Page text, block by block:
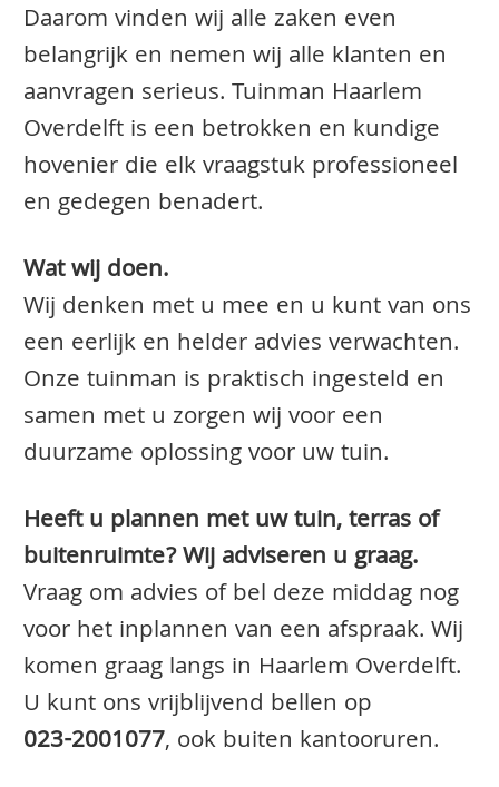
Daarom vinden wij alle zaken even
belangrijk en nemen wij alle klanten en
aanvragen serieus. Tuinman Haarlem
Overdelft is een betrokken en kundige
hovenier die elk vraagstuk professioneel
en gedegen benadert.
Wat wij doen.
Wij denken met u mee en u kunt van ons
een eerlijk en helder advies verwachten.
Onze tuinman is praktisch ingesteld en
samen met u zorgen wij voor een
duurzame oplossing voor uw tuin.
Heeft u plannen met uw tuin, terras of
buitenruimte? Wij adviseren u graag.
Vraag om advies of bel deze middag nog
voor het inplannen van een afspraak. Wij
komen graag langs in Haarlem Overdelft.
U kunt ons vrijblijvend bellen op
023-2001077, ook buiten kantooruren.